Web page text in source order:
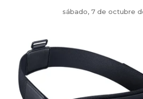
sábado, 7 de octubre